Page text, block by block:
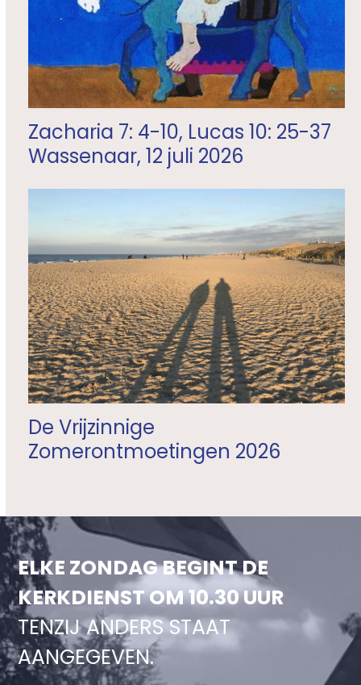
Zacharia 7: 4-10, Lucas 10: 25-37
Wassenaar, 12 juli 2026
De Vrijzinnige
Zomerontmoetingen 2026
ELKE ZONDAG BEGINT DE
KERKDIENST OM 10.30 UUR
TENZIJ ANDERS STAAT
AANGEGEVEN.